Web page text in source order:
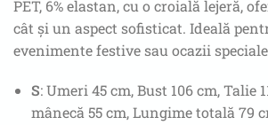
PET, 6% elastan, cu o croială lejeră,
cât și un aspect sofisticat. Ideală
evenimente festive sau ocazii
S: Umeri 45 cm, Bust 106 cm, Talie
mânecă 55 cm, Lungime totală 79